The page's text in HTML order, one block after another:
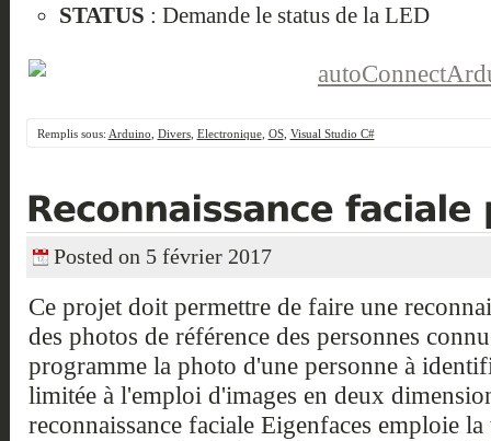
STATUS : Demande le status de la LED
Remplis sous: Arduino Divers, Electronique, OS, Visual Studio C#
Posted on 5 février 2017
Ce projet doit permettre de faire une
des photos de référence des personnes
programme la photo d'une personne à
limitée à l'emploi d'images en deux
reconnaissance faciale Eigenfaces emploie